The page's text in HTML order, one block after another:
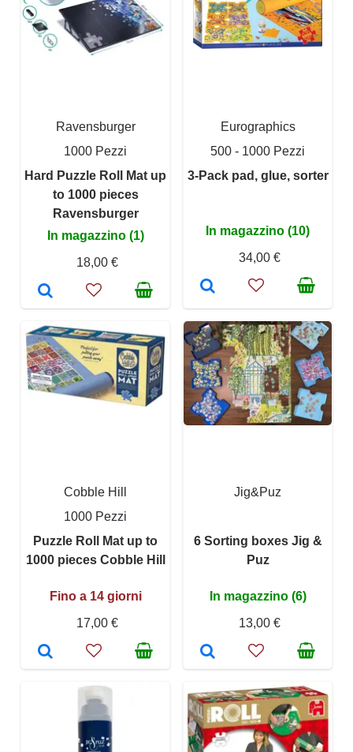
Ravensburger
1000 Pezzi
Hard Puzzle Roll Mat up
to 1000 pieces
Ravensburger
In magazzino (1)
18,00 €
Eurographics
500 - 1000 Pezzi
3-Pack pad, glue, sorter
In magazzino (10)
34,00 €
Cobble Hill
1000 Pezzi
Puzzle Roll Mat up to
1000 pieces Cobble Hill
Fino a 14 giorni
17,00 €
Jig&Puz
6 Sorting boxes Jig &
Puz
In magazzino (6)
13,00 €